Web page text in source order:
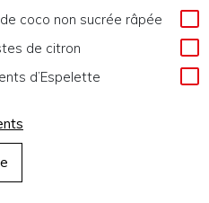
coco non sucrée râpée
de citron
d’Espelette